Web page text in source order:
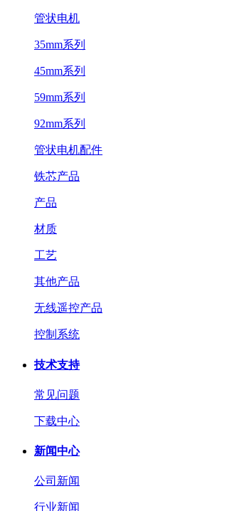
管状电机
35mm系列
45mm系列
59mm系列
92mm系列
管状电机配件
铁芯产品
产品
材质
工艺
其他产品
无线遥控产品
控制系统
技术支持
常见问题
下载中心
新闻中心
公司新闻
行业新闻